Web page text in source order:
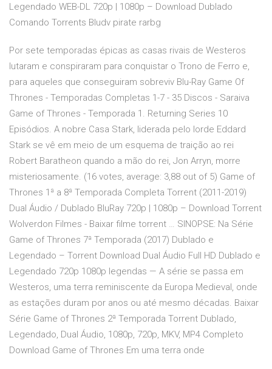
Legendado WEB-DL 720p | 1080p – Download Dublado
Comando Torrents Bludv pirate rarbg
Por sete temporadas épicas as casas rivais de Westeros
lutaram e conspiraram para conquistar o Trono de Ferro e,
para aqueles que conseguiram sobreviv Blu-Ray Game Of
Thrones - Temporadas Completas 1-7 - 35 Discos - Saraiva
Game of Thrones - Temporada 1. Returning Series 10
Episódios. A nobre Casa Stark, liderada pelo lorde Eddard
Stark se vê em meio de um esquema de traição ao rei
Robert Baratheon quando a mão do rei, Jon Arryn, morre
misteriosamente. (16 votes, average: 3,88 out of 5) Game of
Thrones 1ª a 8ª Temporada Completa Torrent (2011-2019)
Dual Áudio / Dublado BluRay 720p | 1080p – Download Torrent
Wolverdon Filmes - Baixar filme torrent … SINOPSE: Na Série
Game of Thrones 7ª Temporada (2017) Dublado e
Legendado – Torrent Download Dual Áudio Full HD Dublado e
Legendado 720p 1080p legendas — A série se passa em
Westeros, uma terra reminiscente da Europa Medieval, onde
as estações duram por anos ou até mesmo décadas. Baixar
Série Game of Thrones 2ª Temporada Torrent Dublado,
Legendado, Dual Áudio, 1080p, 720p, MKV, MP4 Completo
Download Game of Thrones Em uma terra onde